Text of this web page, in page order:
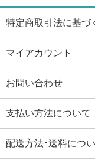
特定商取引法に基づ
マイアカウント
お問い合わせ
支払い方法について
配送方法･送料につ